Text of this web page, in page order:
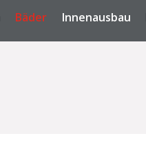
Bäder Innenausbau